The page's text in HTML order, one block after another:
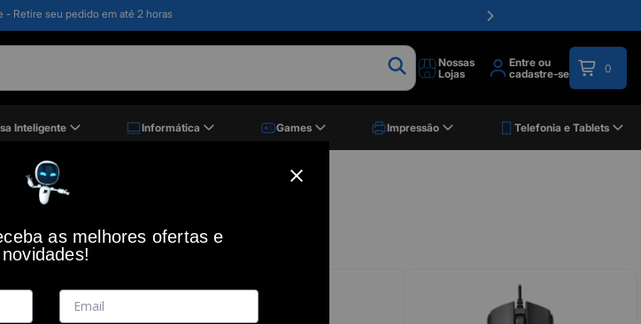
- Retire seu pedido em até 2 horas
Nossas
Lojas
Entre ou
cadastre-se
0
Inteligente Informática Games Impressão Telefonia e Tablets
as melhores ofertas e
novidades!